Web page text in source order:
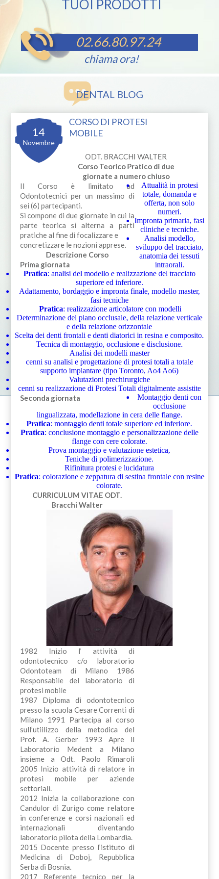
TUOI PRODOTTI
02.66.80.97.24
chiama ora!
DENTAL BLOG
14
Novembre
CORSO DI PROTESI
MOBILE
ODT. BRACCHI WALTER
Corso Teorico Pratico di due
giornate a numero chiuso
Il Corso è limitato ad
Odontotecnici per un massimo di
sei (6) partecipanti.
Si compone di due giornate in cui la
parte teorica si alterna a parti
pratiche al fine di focalizzare e
concretizzare le nozioni apprese.
Descrizione Corso
Prima giornata
Attualità in protesi
totale, domanda e
offerta, non solo
numeri.
Impronta primaria, fasi
cliniche e tecniche.
Analisi modello,
sviluppo del tracciato,
anatomia dei tessuti
intraorali.
Pratica: analisi del modello e realizzazione del tracciato
superiore ed inferiore.
Adattamento, bordaggio e impronta finale, modello master,
fasi tecniche
Pratica: realizzazione articolatore con modelli
Determinazione del piano occlusale, della relazione verticale
e della relazione orizzontale
Scelta dei denti frontali e denti diatorici in resina e composito.
Tecnica di montaggio, occlusione e disclusione.
Analisi dei modelli master
cenni su analisi e progettazione di protesi totali a totale
supporto implantare (tipo Toronto, Ao4 Ao6)
Valutazioni prechirurgiche
cenni su realizzazione di Protesi Totali digitalmente assistite
Seconda giornata
Montaggio denti con
occlusione
lingualizzata, modellazione in cera delle flange.
Pratica: montaggio denti totale superiore ed inferiore.
Pratica: conclusione montaggio e personalizzazione delle
flange con cere colorate.
Prova montaggio e valutazione estetica,
Teniche di polimerizzazione.
Rifinitura protesi e lucidatura
Pratica: colorazione e zeppatura di sestina frontale con resine
colorate.
CURRICULUM VITAE ODT.
Bracchi Walter
1982 Inizio l’ attività di
odontotecnico c/o laboratorio
Odontoteam di Milano 1986
Responsabile del laboratorio di
protesi mobile
1987 Diploma di odontotecnico
presso la scuola Cesare Correnti di
Milano 1991 Partecipa al corso
sull’utiilizzo della metodica del
Prof. A. Gerber 1993 Apre il
Laboratorio Medent a Milano
insieme a Odt. Paolo Rimaroli
2005 Inizio attività di relatore in
protesi mobile per aziende
settoriali.
2012 Inizia la collaborazione con
Candulor di Zurigo come relatore
in conferenze e corsi nazionali ed
internazionali diventando
laboratorio pilota della Lombardia.
2015 Docente presso l’istituto di
Medicina di Doboj, Repubblica
Serba di Bosnia.
2017 Referente tecnico per la